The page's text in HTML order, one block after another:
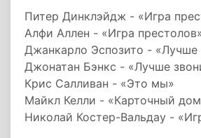
Питер Динклэйдж - «Игра
Алфи Аллен - «Игра
Джанкарло Эспозито - «Лучше
Джонатан Бэнкс - «Лучше
Крис Салливан - «Это мы»
Майкл Келли - «Карточный
Николай Костер-Вальдау -